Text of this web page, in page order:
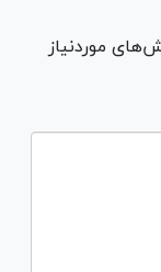
موردنیاز